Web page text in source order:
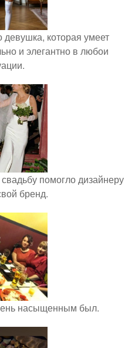
которая умеет
и элегантно в любои
помогло дизайнеру
бренд.
насыщенным был.